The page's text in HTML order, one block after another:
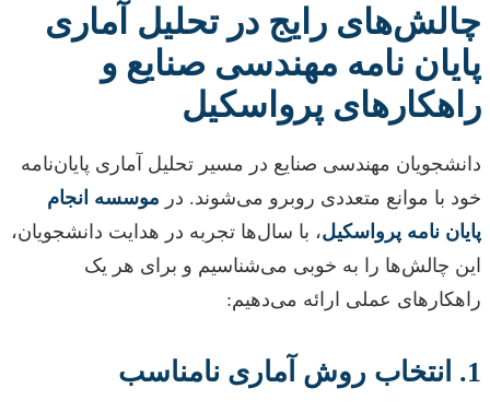
چالش‌های رایج در تحلیل آماری
پایان نامه مهندسی صنایع و
راهکارهای پرواسکیل
دانشجویان مهندسی صنایع در مسیر تحلیل آماری پایان‌نامه
خود با موانع متعددی روبرو می‌شوند. در موسسه انجام
پایان نامه پرواسکیل، با سال‌ها تجربه در هدایت دانشجویان،
این چالش‌ها را به خوبی می‌شناسیم و برای هر یک
راهکارهای عملی ارائه می‌دهیم:
1. انتخاب روش آماری نامناسب